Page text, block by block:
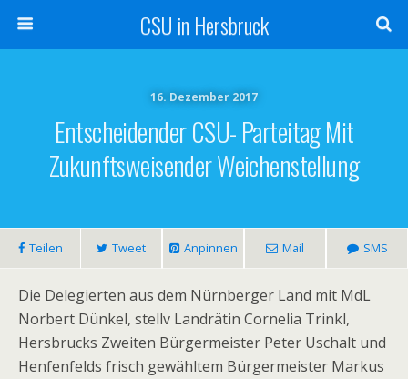
CSU in Hersbruck
16. Dezember 2017
Entscheidender CSU- Parteitag Mit
Zukunftsweisender Weichenstellung
Teilen Tweet Anpinnen Mail SMS
Die Delegierten aus dem Nürnberger Land mit MdL
Norbert Dünkel, stellv Landrätin Cornelia Trinkl,
Hersbrucks Zweiten Bürgermeister Peter Uschalt und
Henfenfelds frisch gewähltem Bürgermeister Markus